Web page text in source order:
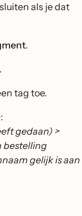
als je dat
.
.
tag toe.
gedaan) >
bestelling
gelijk is aan